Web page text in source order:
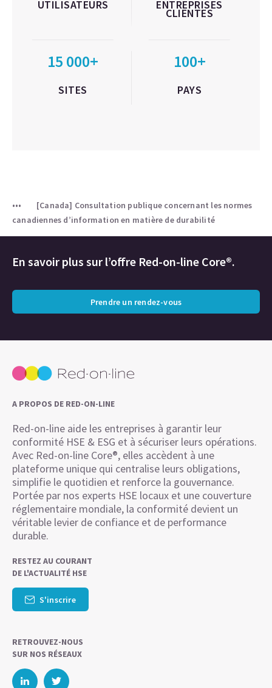
UTILISATEURS ENTREPRISES
CLIENTES
15 000+
SITES
100+
PAYS
[Canada] Consultation publique concernant les normes
canadiennes d’information en matière de durabilité
En savoir plus sur l’offre Red-on-line Core®.
Prendre un rendez-vous
A PROPOS DE RED-ON-LINE
Red-on-line aide les entreprises à garantir leur
conformité HSE & ESG et à sécuriser leurs opérations.
Avec Red-on-line Core®, elles accèdent à une
plateforme unique qui centralise leurs obligations,
simplifie le quotidien et renforce la gouvernance.
Portée par nos experts HSE locaux et une couverture
réglementaire mondiale, la conformité devient un
véritable levier de confiance et de performance
durable.
RESTEZ AU COURANT
DE L'ACTUALITÉ HSE
S'inscrire
RETROUVEZ-NOUS
SUR NOS RÉSEAUX